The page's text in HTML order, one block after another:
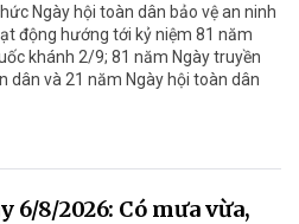
Ngày hội toàn dân bảo vệ an ninh
động hướng tới kỷ niệm 81 năm
khánh 2/9; 81 năm Ngày truyền
dân và 21 năm Ngày hội toàn dân
8/2026: Có mưa vừa,